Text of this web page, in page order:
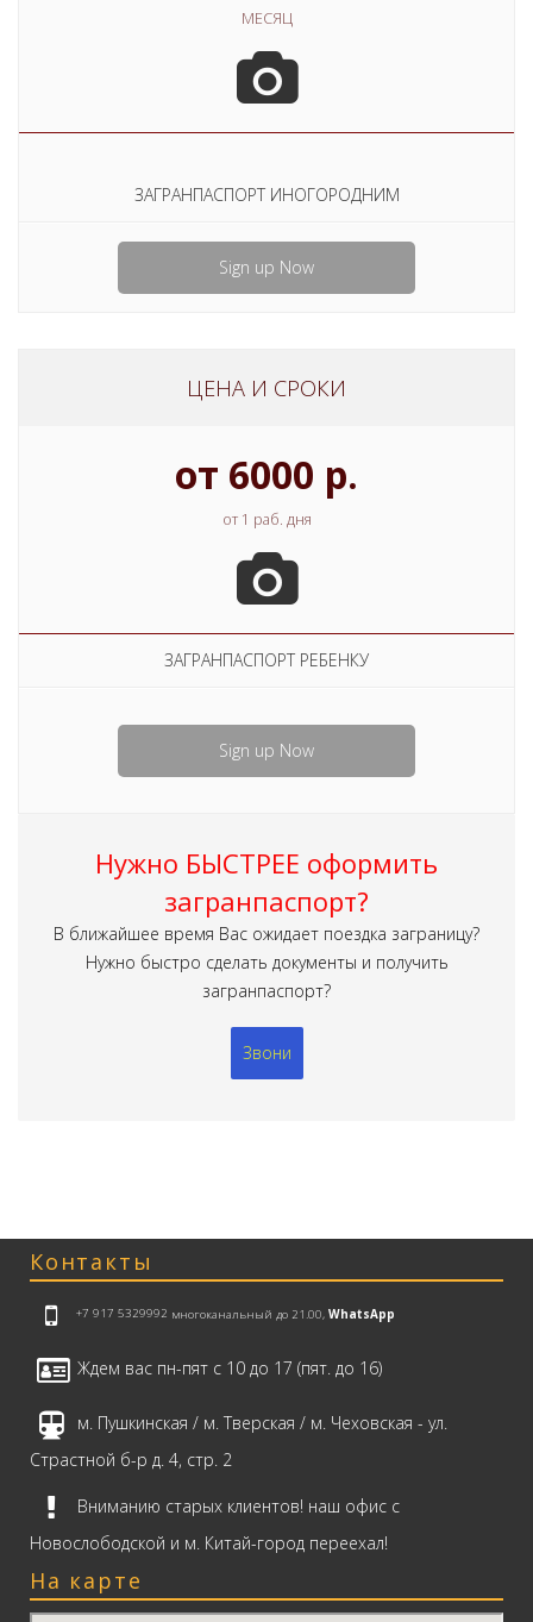
МЕСЯЦ
ЗАГРАНПАСПОРТ ИНОГОРОДНИМ
Sign up Now
ЦЕНА И СРОКИ
от 6000 р.
от 1 раб. дня
ЗАГРАНПАСПОРТ РЕБЕНКУ
Sign up Now
Нужно БЫСТРЕЕ оформить
загранпаспорт?
В ближайшее время Вас ожидает поездка заграницу?
Нужно быстро сделать документы и получить
загранпаспорт?
Звони
Контакты
+7 917 5329992 многоканальный до 21.00, WhatsApp
Ждем вас пн-пят с 10 до 17 (пят. до 16)
м. Пушкинская / м. Тверская / м. Чеховская - ул.
Страстной б-р д. 4, стр. 2
Вниманию старых клиентов! наш офис с
Новослободской и м. Китай-город переехал!
На карте